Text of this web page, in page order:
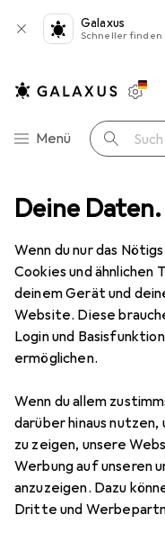
Deine
Wenn du nur das
Cookies und ähnlichen
deinem Gerät und
Website. Diese
Login und
ermöglichen.
Wenn du allem
darüber hinaus
zu zeigen, unsere
Werbung auf unseren
anzuzeigen. Dazu
Dritte und
Galaxus
Schneller finden
Navigation nach
Menü Suche
Philips Hue
1050 lm, IP65
Preis in EUR inkl. MwSt.
EUR
106,19